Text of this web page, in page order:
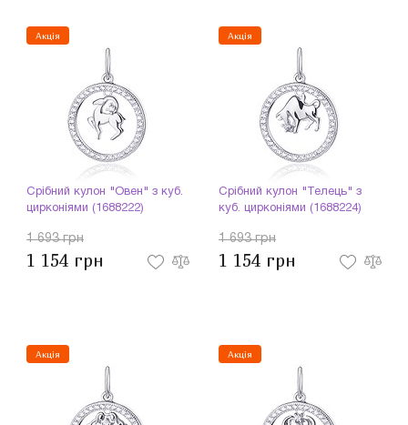
Акція
Срібний кулон "Овен" з куб.
цирконіями (1688222)
1 693 грн
1 154 грн
Акція
Срібний кулон "Телець" з
куб. цирконіями (1688224)
1 693 грн
1 154 грн
Акція Акція